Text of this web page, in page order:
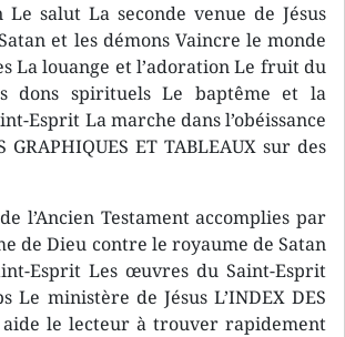
Le salut La seconde venue de Jésus
et les démons Vaincre le monde
La louange et l’adoration Le fruit du
dons spirituels Le baptême et la
Esprit La marche dans l’obéissance
ET TABLEAUX sur des
l’Ancien Testament accomplies par
de Dieu contre le royaume de Satan
Esprit Les œuvres du Saint-Esprit
Le ministère de Jésus L’INDEX DES
aide le lecteur à trouver rapidement